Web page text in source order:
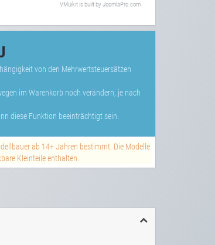
VMuikit is built by JoomlaPro.com
von den Mehrwertsteuersätzen
im Warenkorb noch verändern, je nach
diese Funktion beeinträchtigt sein.
ab 14+ Jahren bestimmt. Die Modelle
Kleinteile enthalten.